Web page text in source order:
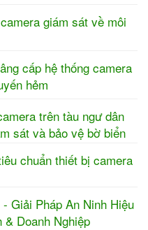
giám sát về môi
cấp hệ thống camera
hẻm
trên tàu ngư dân
sát và bảo vệ bờ biển
chuẩn thiết bị camera
Giải Pháp An Ninh Hiệu
Doanh Nghiệp